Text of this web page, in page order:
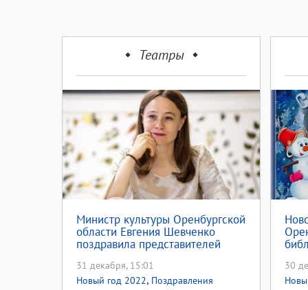
Театры
Министр культуры Оренбургской
области Евгения Шевченко
поздравила представителей
31 декабря, 15:01
Новый год 2022, Поздравления
30